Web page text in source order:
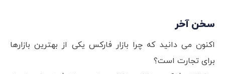
سخن آخر
اکنون می دانید که چرا بازار فارکس یکی از بهترین بازارها
برای تجارت است؟